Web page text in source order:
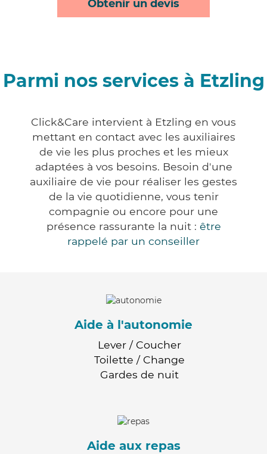
Obtenir un devis
Parmi nos services à Etzling
Click&Care intervient à Etzling en vous
mettant en contact avec les auxiliaires
de vie les plus proches et les mieux
adaptées à vos besoins. Besoin d'une
auxiliaire de vie pour réaliser les gestes
de la vie quotidienne, vous tenir
compagnie ou encore pour une
présence rassurante la nuit : être
rappelé par un conseiller
Aide à l'autonomie
Lever / Coucher
Toilette / Change
Gardes de nuit
Aide aux repas